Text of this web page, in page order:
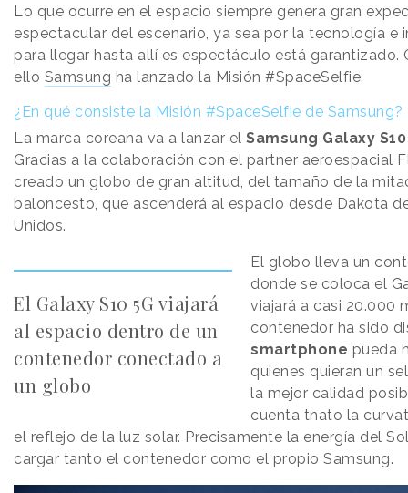
Lo que ocurre en el espacio siempre genera gran
espectacular del escenario, ya sea por la tecnología e
para llegar hasta allí es espectáculo está garantizado.
ello Samsung ha lanzado la Misión #SpaceSelfie.
¿En qué consiste la Misión #SpaceSelfie de Samsung?
La marca coreana va a lanzar el Samsung Galaxy S10
Gracias a la colaboración con el partner aeroespacial
creado un globo de gran altitud, del tamaño de la
baloncesto, que ascenderá al espacio desde Dakota
Unidos.
El Galaxy S10 5G viajará
al espacio dentro de un
contenedor conectado a
un globo
El globo lleva un
donde se coloca el
viajará a casi 20.000
contenedor ha sido
smartphone pueda
quienes quieran un
la mejor calidad
cuenta tnato la
el reflejo de la luz solar. Precisamente la energía del
cargar tanto el contenedor como el propio Samsung.